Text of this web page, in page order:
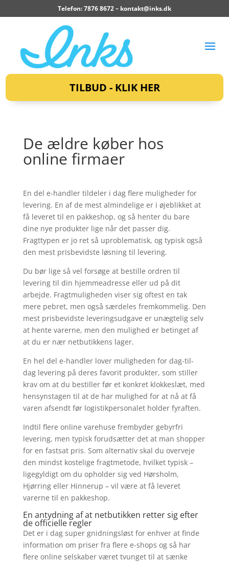
Telefon: 7876 8672 – kontakt@inks.dk
TILBUD - KLIK HER
De ældre køber hos
online firmaer
En del e-handler tildeler i dag flere muligheder for
levering. En af de mest almindelige er i øjeblikket at
få leveret til en pakkeshop, og så henter du bare
dine nye produkter lige når det passer dig.
Fragttypen er jo ret så uproblematisk, og typisk også
den mest prisbevidste løsning til levering.
Du bør lige så vel forsøge at bestille ordren til
levering til din hjemmeadresse eller ud på dit
arbejde. Fragtmuligheden viser sig oftest en tak
mere pebret, men også særdeles fremkommelig. Den
mest prisbevidste leveringsudgave er unægtelig selv
at hente varerne, men den mulighed er betinget af
at du er nær netbutikkens lager.
En hel del e-handler lover muligheden for dag-til-
dag levering på deres favorit produkter, som stiller
krav om at du bestiller før et konkret klokkeslæt, med
hensynstagen til at de har mulighed for at nå at få
varen afsendt før logistikpersonalet holder fyraften.
Indtil flere online varehuse frembyder gebyrfri
levering, men typisk forudsætter det at man shopper
for en fastsat pris. Som alternativ skal du overveje
den mindst kostelige fragtmetode, hvilket typisk –
ligegyldigt om du opholder sig ved Hørsholm,
Hjørring eller Hinnerup – vil være at få leveret
varerne til en pakkeshop.
En antydning af at netbutikken retter sig efter
de officielle regler
Det er i dag super gnidningsløst for enhver at finde
information om priser fra flere e-shops og så har
flere online selskaber været tvunget til at sænke